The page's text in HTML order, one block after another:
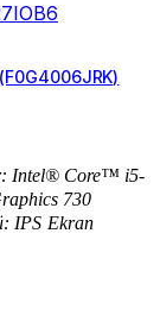
Intel® Core™ i5-
730
IPS Ekran